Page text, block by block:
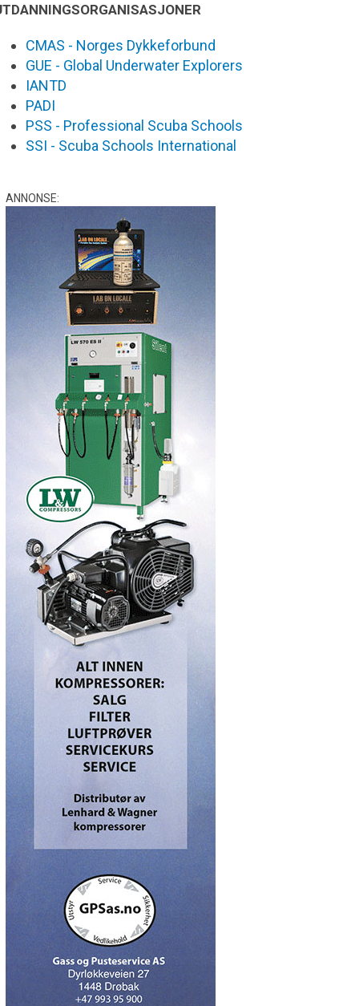
CMAS - Norges Dykkeforbund
GUE - Global Underwater Explorers
IANTD
PADI
PSS - Professional Scuba Schools
SSI - Scuba Schools International
ANNONSE: